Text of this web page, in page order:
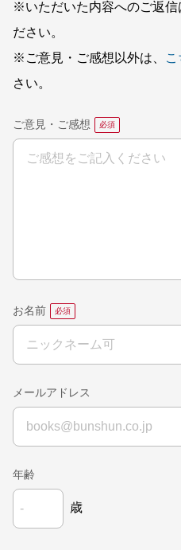
※いただいた内容へのご返信
ださい。
※ご意見・ご感想以外は、
こ
さい。
ご意見・ご感想
お名前
メールアドレス
年齢
歳